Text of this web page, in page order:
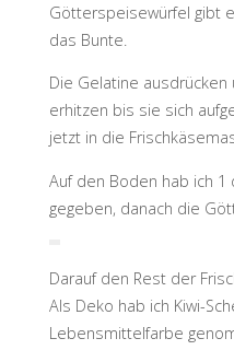
Götterspeisewürfel gibt
das Bunte.
Die Gelatine
erhitzen bis sie sich
jetzt in die
Auf den Boden hab ich 1
gegeben, danach die
Darauf den Rest der
Als Deko hab ich Kiwi-
Lebensmittelfarbe